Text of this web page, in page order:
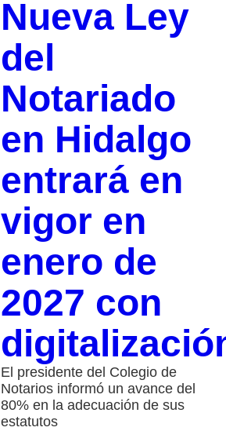
Nueva Ley
del
Notariado
en Hidalgo
entrará en
vigor en
enero de
2027 con
El presidente del Colegio de
Notarios informó un avance del
80% en la adecuación de sus
estatutos